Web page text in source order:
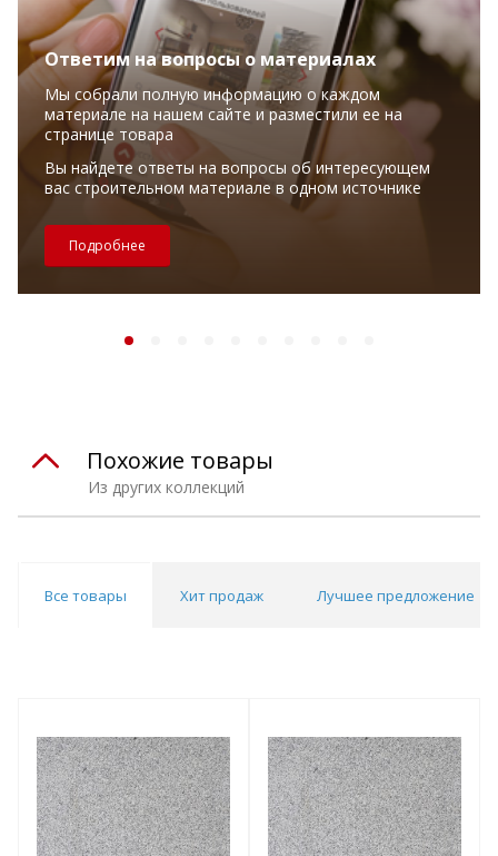
Ответим на вопросы о материалах
Мы собрали полную информацию о каждом
материале на нашем сайте и разместили ее на
странице товара
Вы найдете ответы на вопросы об интересующем
вас строительном материале в одном источнике
Подробнее
Из других коллекций
Похожие товары
Все товары Хит продаж Лучшее предложение